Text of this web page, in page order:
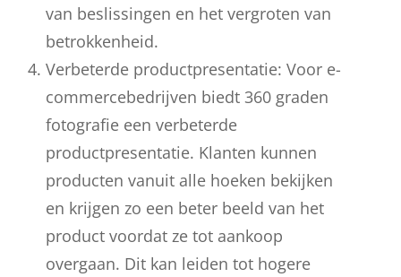
van beslissingen en het vergroten van
betrokkenheid.
Verbeterde productpresentatie: Voor e-
commercebedrijven biedt 360 graden
fotografie een verbeterde
productpresentatie. Klanten kunnen
producten vanuit alle hoeken bekijken
en krijgen zo een beter beeld van het
product voordat ze tot aankoop
overgaan. Dit kan leiden tot hogere